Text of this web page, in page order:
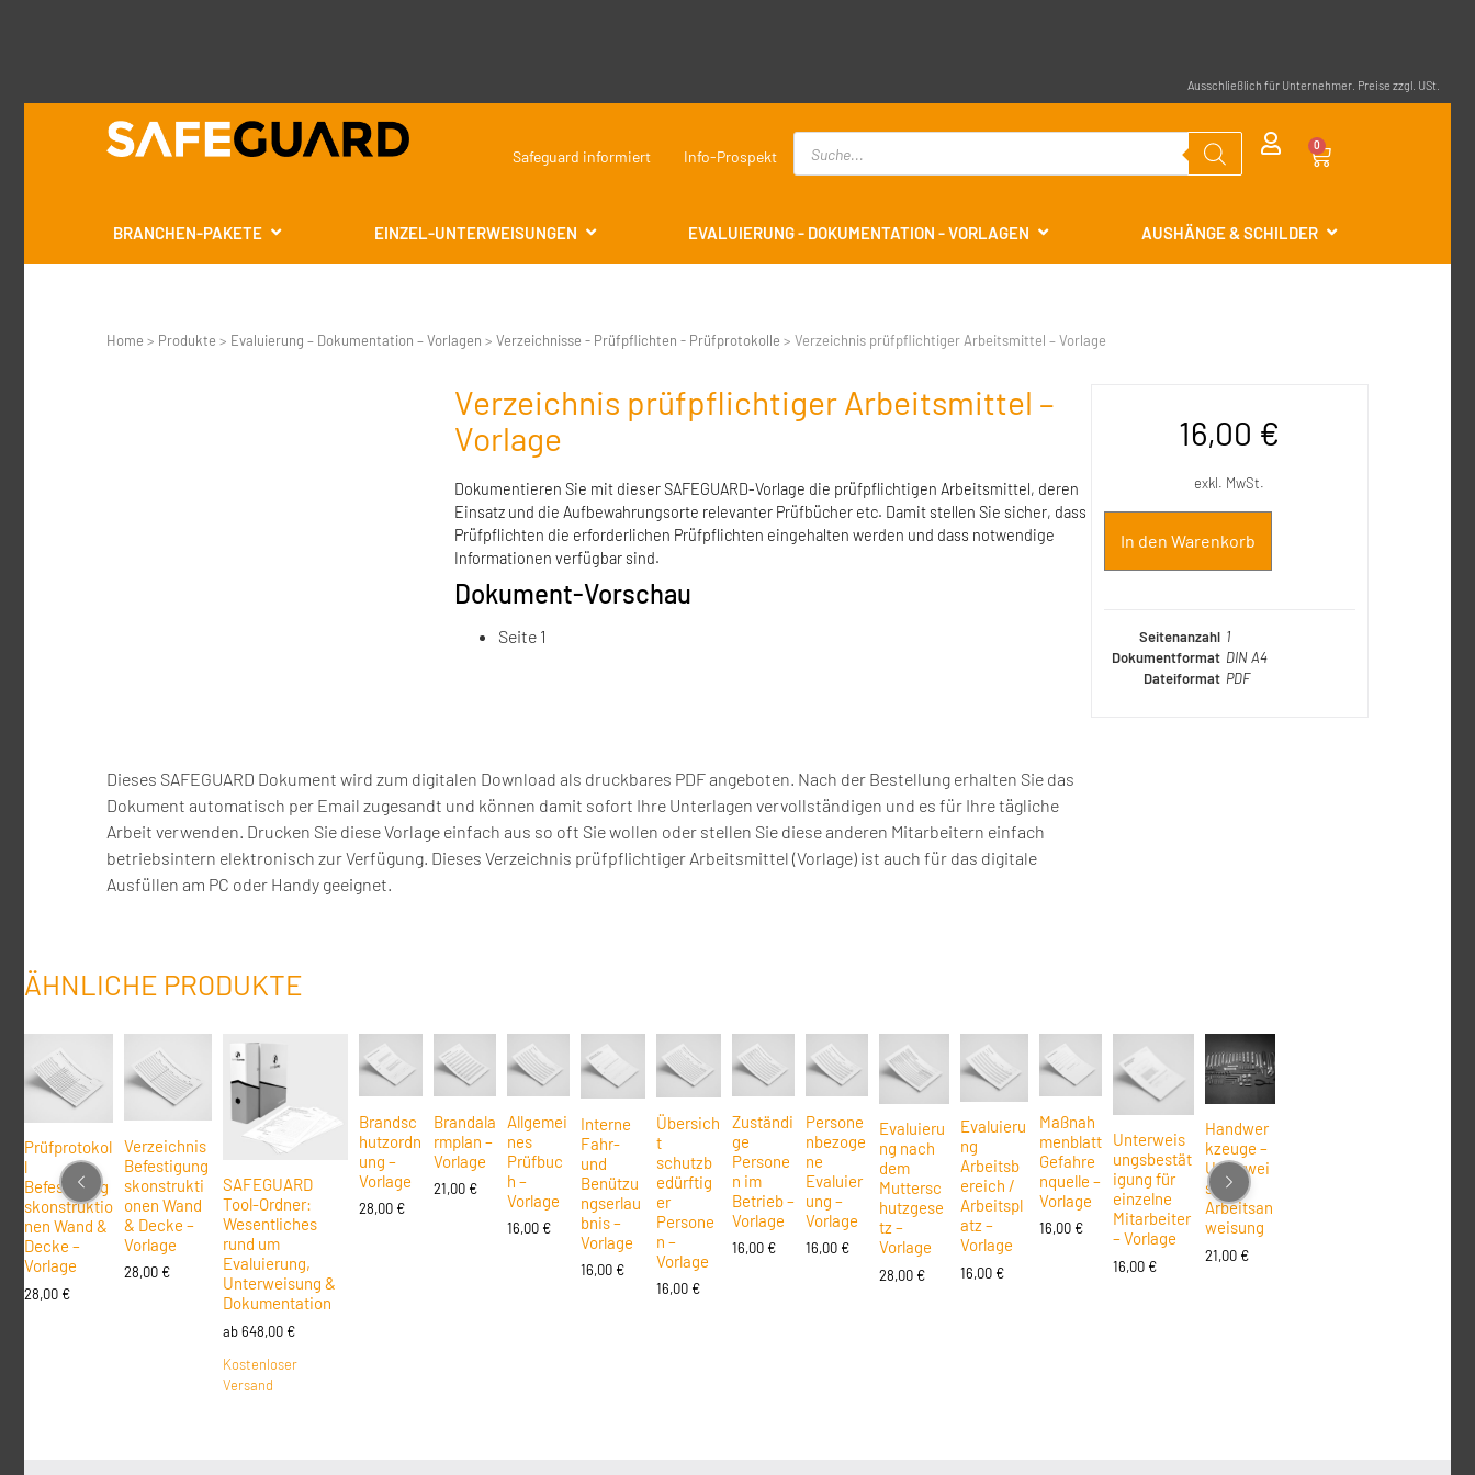
Ausschließlich für Unternehmer. Preise zzgl. USt.
Safeguard informiert Info-Prospekt
0
BRANCHEN-PAKETE EINZEL-UNTERWEISUNGEN EVALUIERUNG - DOKUMENTATION - VORLAGEN AUSHÄNGE & SCHILDER
Home > Produkte > Evaluierung – Dokumentation – Vorlagen > Verzeichnisse - Prüfpflichten - Prüfprotokolle > Verzeichnis prüfpflichtiger Arbeitsmittel – Vorlage
Verzeichnis prüfpflichtiger Arbeitsmittel –
Vorlage
Dokumentieren Sie mit dieser SAFEGUARD-Vorlage die prüfpflichtigen Arbeitsmittel, deren
Einsatz und die Aufbewahrungsorte relevanter Prüfbücher etc. Damit stellen Sie sicher, dass
Prüfpflichten die erforderlichen Prüfpflichten eingehalten werden und dass notwendige
Informationen verfügbar sind.
Dokument-Vorschau
Seite 1
Dieses SAFEGUARD Dokument wird zum digitalen Download als druckbares PDF angeboten. Nach der Bestellung erhalten Sie das
Dokument automatisch per Email zugesandt und können damit sofort Ihre Unterlagen vervollständigen und es für Ihre tägliche
Arbeit verwenden. Drucken Sie diese Vorlage einfach aus so oft Sie wollen oder stellen Sie diese anderen Mitarbeitern einfach
betriebsintern elektronisch zur Verfügung. Dieses Verzeichnis prüfpflichtiger Arbeitsmittel (Vorlage) ist auch für das digitale
Ausfüllen am PC oder Handy geeignet.
16,00 €
exkl. MwSt.
In den Warenkorb
Seitenanzahl 1
Dokumentformat DIN A4
Dateiformat PDF
ÄHNLICHE PRODUKTE
Prüfprotokol
l
Befestigung
skonstruktio
nen Wand &
Decke –
Vorlage
28,00 €
Verzeichnis
Befestigung
skonstrukti
onen Wand
& Decke –
Vorlage
28,00 €
SAFEGUARD
Tool-Ordner:
Wesentliches
rund um
Evaluierung,
Unterweisung &
Dokumentation
ab648,00 €
Kostenloser
Versand
Brandsc
hutzordn
ung –
Vorlage
28,00 €
Brandala
rmplan –
Vorlage
21,00 €
Allgemei
nes
Prüfbuc
h –
Vorlage
16,00 €
Interne
Fahr-
und
Benützu
ngserlau
bnis –
Vorlage
16,00 €
Übersich
t
schutzb
edürftig
er
Persone
n –
Vorlage
16,00 €
Zuständi
ge
Persone
n im
Betrieb –
Vorlage
16,00 €
Persone
nbezoge
ne
Evaluier
ung –
Vorlage
16,00 €
Evaluieru
ng nach
dem
Muttersc
hutzgese
tz –
Vorlage
28,00 €
Evaluieru
ng
Arbeitsb
ereich /
Arbeitspl
atz –
Vorlage
16,00 €
Maßnah
menblatt
Gefahre
nquelle –
Vorlage
16,00 €
Unterweis
ungsbestät
igung für
einzelne
Mitarbeiter
– Vorlage
16,00 €
Handwer
kzeuge –
Unterwei
sung /
Arbeitsan
weisung
21,00 €